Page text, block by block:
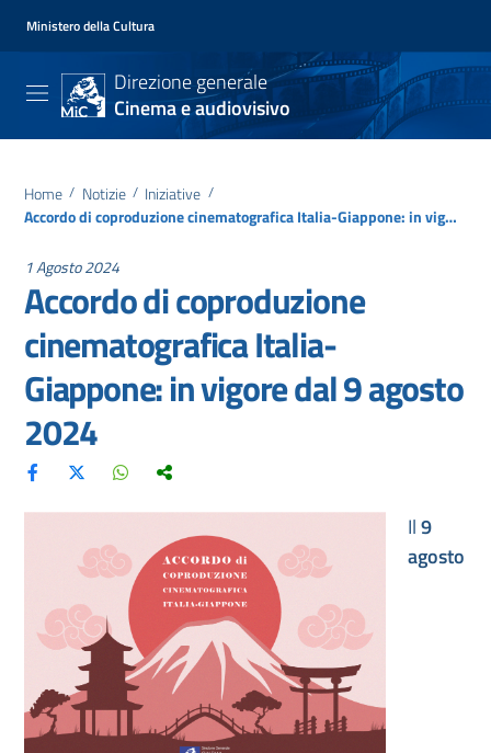
Ministero della Cultura
Direzione generale
Cinema e audiovisivo
Home / Notizie / Iniziative /
Accordo di coproduzione cinematografica Italia-Giappone: in vigore dal 9 agosto 2024
1 Agosto 2024
Accordo di coproduzione
cinematografica Italia-
Giappone: in vigore dal 9 agosto
2024
Il9
agosto